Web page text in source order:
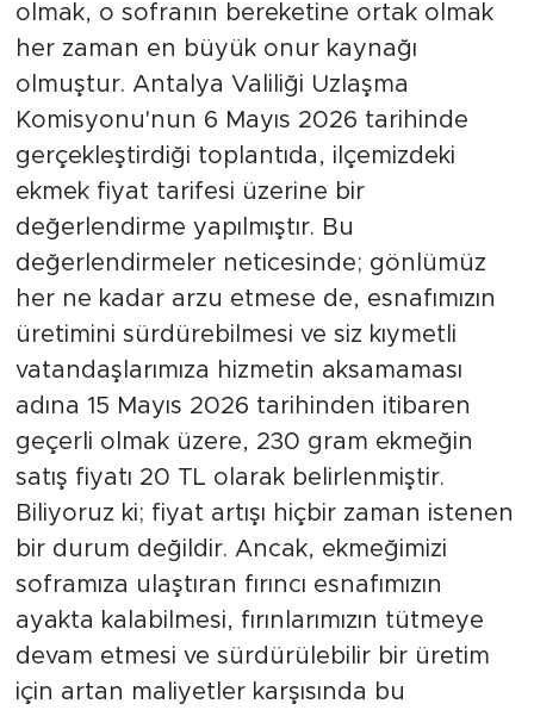
olmak, o sofranın bereketine ortak olmak
her zaman en büyük onur kaynağı
olmuştur. Antalya Valiliği Uzlaşma
Komisyonu'nun 6 Mayıs 2026 tarihinde
gerçekleştirdiği toplantıda, ilçemizdeki
ekmek fiyat tarifesi üzerine bir
değerlendirme yapılmıştır. Bu
değerlendirmeler neticesinde; gönlümüz
her ne kadar arzu etmese de, esnafımızın
üretimini sürdürebilmesi ve siz kıymetli
vatandaşlarımıza hizmetin aksamaması
adına 15 Mayıs 2026 tarihinden itibaren
geçerli olmak üzere, 230 gram ekmeğin
satış fiyatı 20 TL olarak belirlenmiştir.
Biliyoruz ki; fiyat artışı hiçbir zaman istenen
bir durum değildir. Ancak, ekmeğimizi
soframıza ulaştıran fırıncı esnafımızın
ayakta kalabilmesi, fırınlarımızın tütmeye
devam etmesi ve sürdürülebilir bir üretim
için artan maliyetler karşısında bu
Yerel